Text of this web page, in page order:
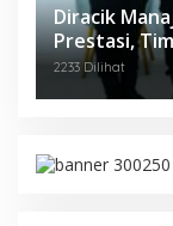
Diracik
Prestasi,
Diajang
2233 Dilihat